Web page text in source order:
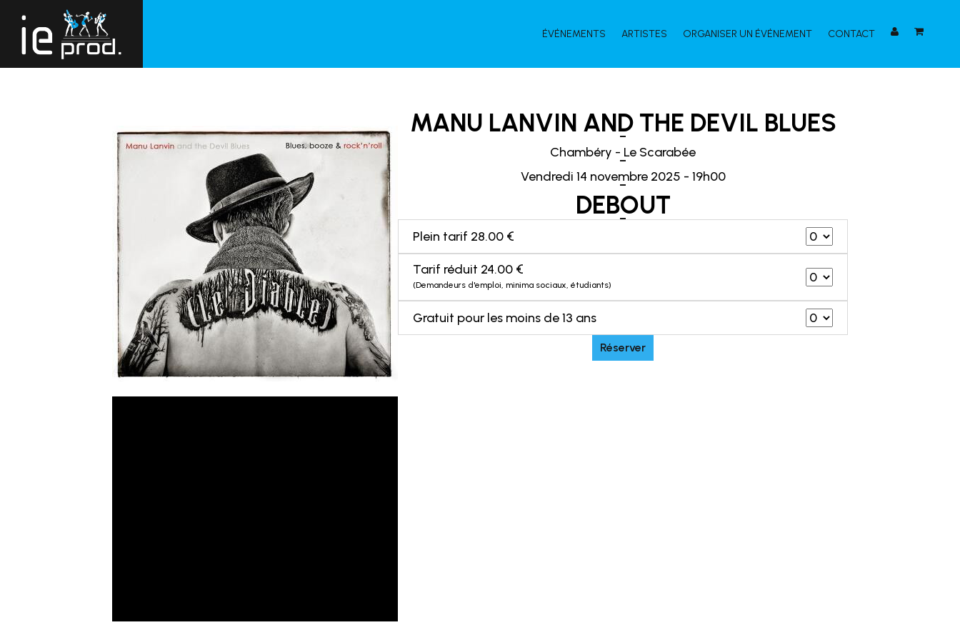
ÉVÉNEMENTS ARTISTES ORGANISER UN ÉVÉNEMENT CONTACT
MANU LANVIN AND THE DEVIL BLUES
Chambéry - Le Scarabée
Vendredi 14 novembre 2025 - 19h00
DEBOUT
Plein tarif 28.00 €
Tarif réduit 24.00 €
(Demandeurs d'emploi, minima sociaux, étudiants)
Gratuit pour les moins de 13 ans